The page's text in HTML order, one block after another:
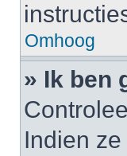
Omhoog
» Ik ben
Indien